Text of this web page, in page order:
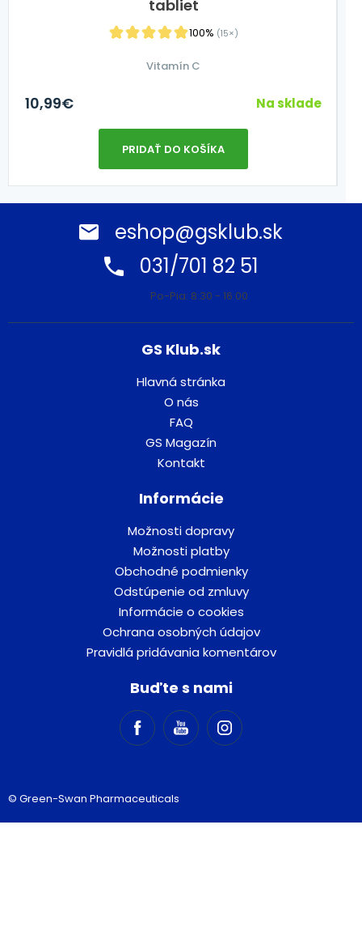
tabliet
100% (15×)
Vitamín C
10,99€ Na sklade
PRIDAŤ DO KOŠÍKA
eshop@gsklub.sk
031/701 82 51
Po-Pia: 8:30 - 16:00
GS Klub.sk
Hlavná stránka
O nás
FAQ
GS Magazín
Kontakt
Informácie
Možnosti dopravy
Možnosti platby
Obchodné podmienky
Odstúpenie od zmluvy
Informácie o cookies
Ochrana osobných údajov
Pravidlá pridávania komentárov
Buďte s nami
© Green-Swan Pharmaceuticals